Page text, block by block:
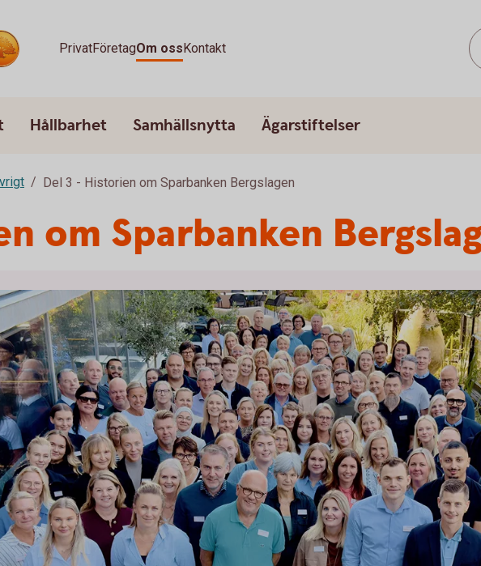
PrivatFöretagOm ossKontakt
Hållbarhet Samhällsnytta Ägarstiftelser
Del 3 - Historien om Sparbanken Bergslagen
om Sparbanken